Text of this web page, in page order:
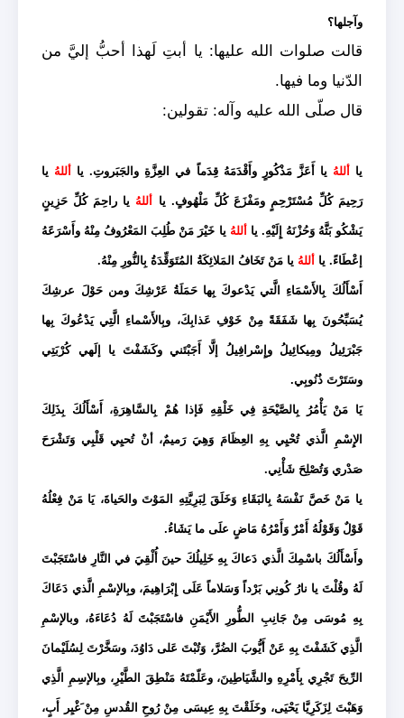
وآجلها؟
قالت صلوات الله عليها: يا أبتِ لَهذا أحبُّ إليَّ من
الدّنيا وما فيها.
قال صلّى الله عليه وآله: تقولين:
يا أللهُ يا أَعَزَّ مَذْكُورٍ وأَقْدَمَهُ قِدَماً في العِزَّةِ والجَبَروتِ. يا أللهُ يا
رَحِيمَ كُلِّ مُسْتَرْحِمٍ ومَفْزَعَ كُلِّ مَلْهُوفٍ. يا أللهُ يا راحِمَ كُلِّ حَزِينٍ
يَشْكُو بَثََّهُ وَحُزْنَهُ إِلَيْهِ. يا أللهُ يا خَيْرَ مَنْ طُلِبَ المَعْرُوفُ مِنْهُ وأَسْرَعََهُ
إعْطَاءً. يا أللهُ يا مَنْ تَخَافُ المَلائِكَةُ المُتَوَقِّدَةُ بِالنُّورِ مِنْهُ.
أَسْأَلُكَ بِالأَسْمَاءِ الَّتي يَدْعوكَ بِها حَمَلَةُ عَرْشِكَ ومن حَوْلَ عرشِكَ
يُسَبِّحُونَ بِها شَفَقَةً مِنْ خَوْفِ عَذابِكَ، وبِالأَسْماءِ الَّتِي يَدْعُوكَ بِها
جَبْرَئِيلُ ومِيكائِيلُ وإِسْرافِيلُ إلَّا أَجَبْتَني وكَشَفْتَ يا إلَهي كُرْبَتِي
وسَتَرْتَ ذُنُوبِي.
يَا مَنْ يَأْمُرُ بِالصَّيْحَةِ فِي خَلْقِهِ فَإذا هُمْ بِالسَّاهِرَةِ، أَسْأَلُكَ بِذَلِكَ
الإِسْمِ الَّذي تُحْيِي بِهِ العِظَامَ وَهِيَ رَميمٌ، أنْ تُحيِي قَلْبِي وَتَشْرَحَ
صَدْري وَتُصْلِحَ شَأْنِي.
يا مَنْ خَصَّ نَفْسَهُ بِالبَقَاءِ وَخَلَقَ لِبَرِيَّتِهِ المَوْتَ والحَياةَ، يَا مَنْ فِعْلُهُ
قَوْلٌ وَقَوْلُهُ أَمْرٌ وَأَمْرُهُ مَاضٍ علَى ما يَشَاءُ.
وأَسْأَلُكَ باسْمِكَ الَّذي دَعاكَ بِهِ خَلِيلُكَ حينَ أُلْقِيَ في النَّارِ فاسْتَجَبْتَ
لَهُ وقُلْتَ يا نارُ كُونِي بَرْداً وَسَلاماً عَلَى إِبْرَاهِيمَ، وبِالإسْمِ الَّذي دَعَاكَ
بِهِ مُوسَى مِنْ جَانِبِ الطُّورِ الأَيْمَنِ فاسْتَجَبْتََ لَهُ دُعَاءَهُ، وبالإسْمِ
الَّذِي كَشَفْتَ بِهِ عَنْ أَيُّوبَ الضُرَّ، وَتُبْتَ عَلى دَاوُدَ، وسَخَّرْتَ لِسُلَيْمانَ
الرِّيحَ تَجْرِي بِأَمْرِهِ والشَّيَاطِينَ، وعَلّمْتَهُ مَنْطِقَ الطَّيْرِ، وبِالإسِمِ الَّذِي
وَهَبْتَ لِزَكَرِيَّا يَحْيَى، وخَلَقْتَ بِهِ عِيسَى مِنْ رُوحِ القُدسِ مِنْ َغْيِر أَبٍ،